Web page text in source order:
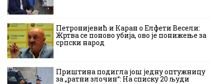
Петронијевић и Каран о Елфети Весели:
Жртва се поново убија, ово је понижење за
српски народ
Приштина подигла још једну оптужницу
за „ратни злочин“: На списку 20 људи